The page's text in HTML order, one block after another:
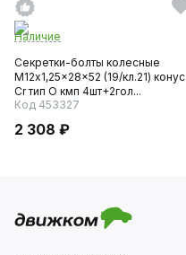
Наличие
Секретки-болты колесные
М12x1,25x28x52 (19/кл.21) конус
Cr тип O кмп 4шт+2гол...
Код 453327
2 308 ₽